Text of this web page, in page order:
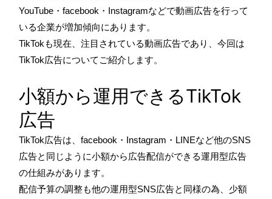
YouTube・facebook・Instagramなどで動画広告を行って
いる企業が増加傾向にあります。
TikTokも現在、注目されている動画広告であり、今回は
TikTok広告についてご紹介します。
小額から運用できるTikTok
広告
TikTok広告は、facebook・Instagram・LINEなど他のSNS
広告と同じように小額から広告配信ができる運用型広告
の仕組みがあります。
配信予算の調整も他の運用型SNS広告と同様の為、少額